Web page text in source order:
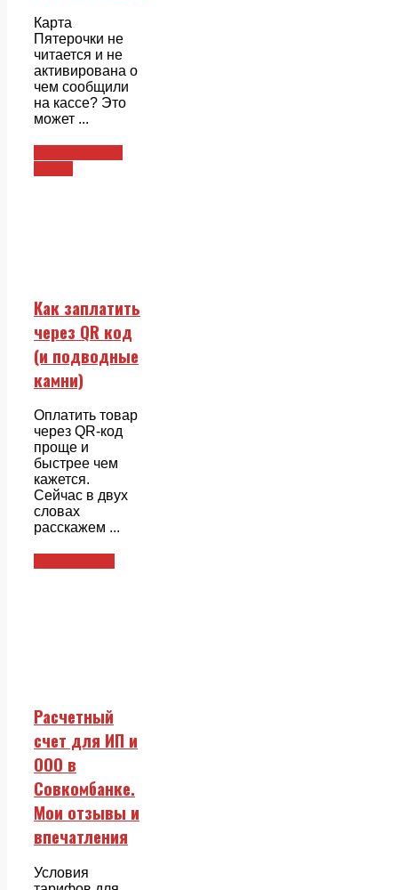
Карта
Пятерочки не
читается и не
активирована о
чем сообщили
на кассе? Это
может ...
Как заплатить
через QR код
(и подводные
камни)
Оплатить товар
через QR-код
проще и
быстрее чем
кажется.
Сейчас в двух
словах
расскажем ...
Расчетный
счет для ИП и
ООО в
Совкомбанке.
Мои отзывы и
впечатления
Условия